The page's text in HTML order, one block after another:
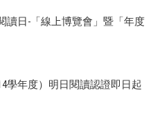
讀日-「線上博覽會」暨「年度
學年度）明日閱讀認證即日起